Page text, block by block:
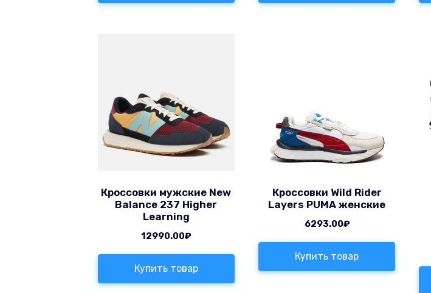
Кроссовки мужские New
Balance 237 Higher
Learning
12990.00₽
Купить товар
Кроссовки Wild Rider
Layers PUMA женские
6293.00₽
Купить товар